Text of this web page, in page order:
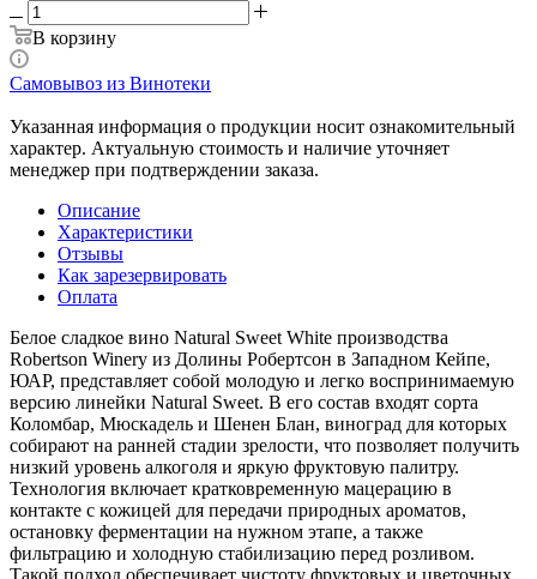
В корзину
Самовывоз из Винотеки
Указанная информация о продукции носит ознакомительный
характер. Актуальную стоимость и наличие уточняет
менеджер при подтверждении заказа.
Описание
Характеристики
Отзывы
Как зарезервировать
Оплата
Белое сладкое вино Natural Sweet White производства
Robertson Winery из Долины Робертсон в Западном Кейпе,
ЮАР, представляет собой молодую и легко воспринимаемую
версию линейки Natural Sweet. В его состав входят сорта
Коломбар, Мюскадель и Шенен Блан, виноград для которых
собирают на ранней стадии зрелости, что позволяет получить
низкий уровень алкоголя и яркую фруктовую палитру.
Технология включает кратковременную мацерацию в
контакте с кожицей для передачи природных ароматов,
остановку ферментации на нужном этапе, а также
фильтрацию и холодную стабилизацию перед розливом.
Такой подход обеспечивает чистоту фруктовых и цветочных